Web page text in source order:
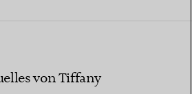
von Tiffany